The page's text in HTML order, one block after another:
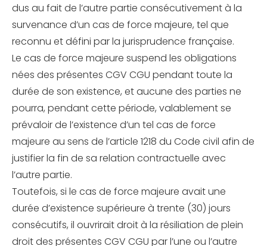
dus au fait de l’autre partie consécutivement à la
survenance d’un cas de force majeure, tel que
reconnu et défini par la jurisprudence française.
Le cas de force majeure suspend les obligations
nées des présentes CGV CGU pendant toute la
durée de son existence, et aucune des parties ne
pourra, pendant cette période, valablement se
prévaloir de l’existence d’un tel cas de force
majeure au sens de l’article 1218 du Code civil afin de
justifier la fin de sa relation contractuelle avec
l’autre partie.
Toutefois, si le cas de force majeure avait une
durée d’existence supérieure à trente (30) jours
consécutifs, il ouvrirait droit à la résiliation de plein
droit des présentes CGV CGU par l’une ou l’autre